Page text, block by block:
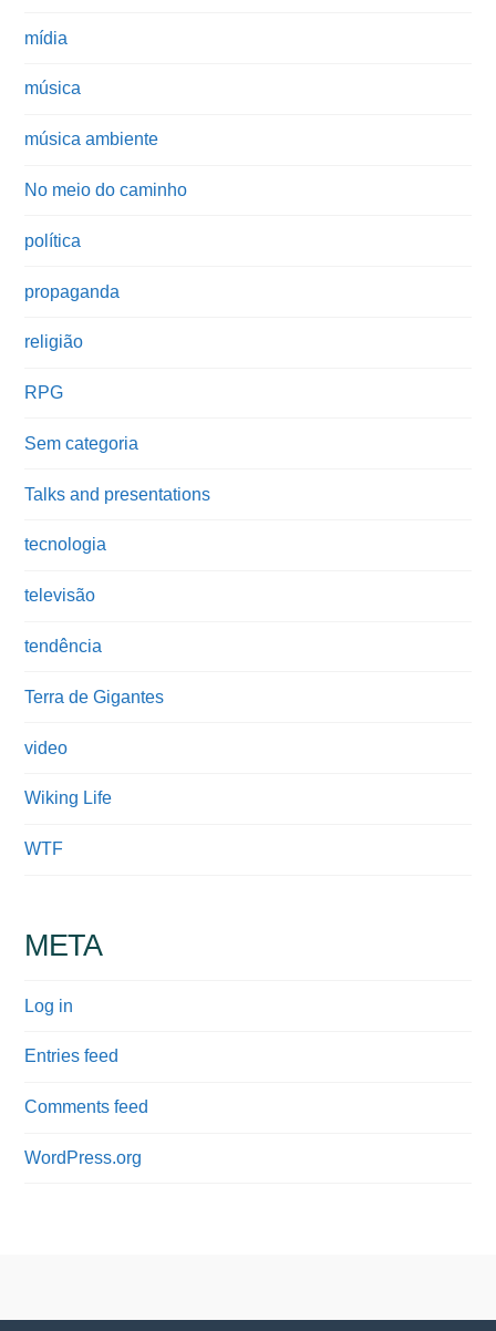
mídia
música
música ambiente
No meio do caminho
política
propaganda
religião
RPG
Sem categoria
Talks and presentations
tecnologia
televisão
tendência
Terra de Gigantes
video
Wiking Life
WTF
META
Log in
Entries feed
Comments feed
WordPress.org